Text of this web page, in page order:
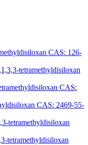
CAS: 126-
tetramethyldisiloxan
CAS:
CAS: 2469-55-
tetramethyldisiloxan
tetramethyldisiloxan